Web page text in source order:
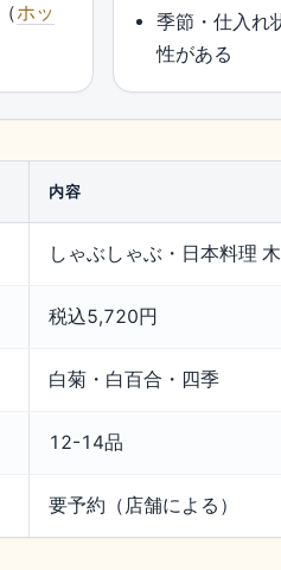
ホッ
季節・仕入れ
性がある
内容
しゃぶしゃぶ・日本料理
税込5,720円
白菊・白百合・四季
12-14品
要予約（店舗による）